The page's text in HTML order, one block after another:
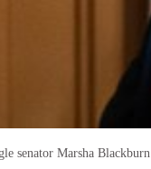
senator Marsha Blackburn